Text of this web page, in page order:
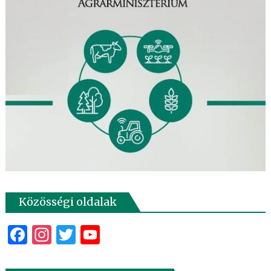
Közösségi oldalak
Facebook
Instagram
Twitter
YouTube